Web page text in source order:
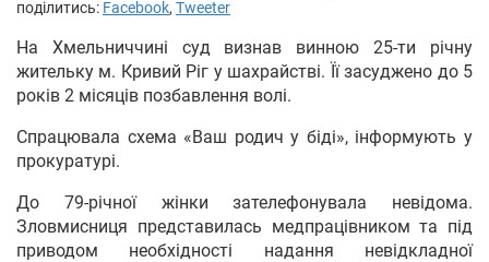
поділитись: Facebook, Tweeter
На Хмельниччині суд визнав винною 25-ти річну
жительку м. Кривий Ріг у шахрайстві. Її засуджено до 5
років 2 місяців позбавлення волі.
Спрацювала схема «Ваш родич у біді», інформують у
прокуратурі.
До 79-річної жінки зателефонувала невідома.
Зловмисниця представилась медпрацівником та під
приводом необхідності надання невідкладної